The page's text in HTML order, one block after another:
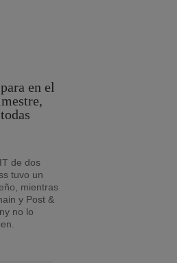
en el
de dos
tuvo un
mientras
y Post &
no lo